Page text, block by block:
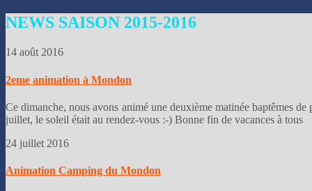
NEWS SAISON 2015-2016
14 août 2016
2eme animation à Mondon
Ce dimanche, nous avons animé une deuxième matinée baptêmes
juillet, le soleil était au rendez-vous :-) Bonne fin de vacances à
24 juillet 2016
Animation Camping du Mondon